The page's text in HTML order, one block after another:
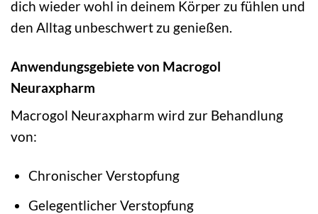
dich wieder wohl in deinem Körper zu fühlen und
den Alltag unbeschwert zu genießen.
Anwendungsgebiete von Macrogol
Neuraxpharm
Macrogol Neuraxpharm wird zur Behandlung
von:
Chronischer Verstopfung
Gelegentlicher Verstopfung